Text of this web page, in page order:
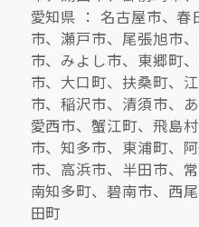
愛知県 ： 名古屋市、
市、瀬戸市、尾張旭市
市、みよし市、東郷町
市、大口町、扶桑町、
市、稲沢市、清須市、
愛西市、蟹江町、飛島
市、知多市、東浦町、
市、高浜市、半田市、
南知多町、碧南市、西
田町